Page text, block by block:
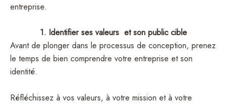
entreprise.
1. Identifier ses valeurs et son public cible
Avant de plonger dans le processus de conception, prenez
le temps de bien comprendre votre entreprise et son
identité.
Réfléchissez à vos valeurs, à votre mission et à votre